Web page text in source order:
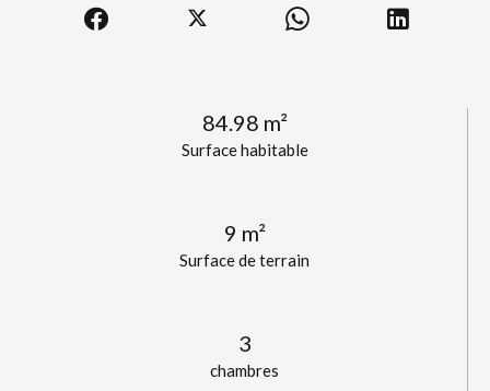
Surface habitable
84.98 m²
Surface de terrain
9 m²
chambres
3